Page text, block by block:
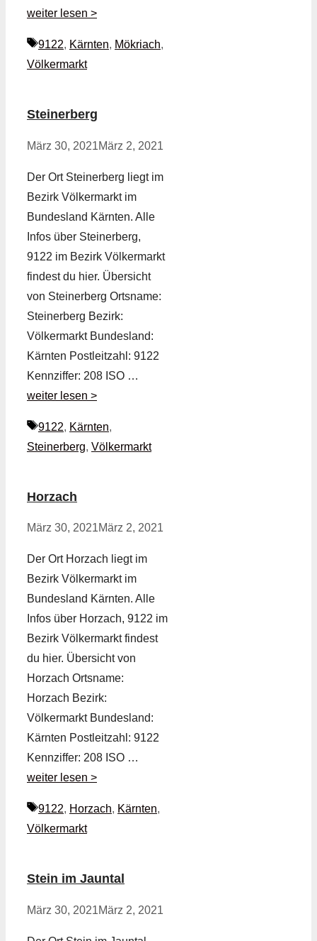
weiter lesen >
Schlagwörter
9122, Kärnten, Mökriach,
Völkermarkt
Steinerberg
März 30, 2021März 2, 2021
Der Ort Steinerberg liegt im
Bezirk Völkermarkt im
Bundesland Kärnten. Alle
Infos über Steinerberg,
9122 im Bezirk Völkermarkt
findest du hier. Übersicht
von Steinerberg Ortsname:
Steinerberg Bezirk:
Völkermarkt Bundesland:
Kärnten Postleitzahl: 9122
Kennziffer: 208 ISO …
weiter lesen >
Schlagwörter
9122, Kärnten,
Steinerberg, Völkermarkt
Horzach
März 30, 2021März 2, 2021
Der Ort Horzach liegt im
Bezirk Völkermarkt im
Bundesland Kärnten. Alle
Infos über Horzach, 9122 im
Bezirk Völkermarkt findest
du hier. Übersicht von
Horzach Ortsname:
Horzach Bezirk:
Völkermarkt Bundesland:
Kärnten Postleitzahl: 9122
Kennziffer: 208 ISO …
weiter lesen >
Schlagwörter
9122, Horzach, Kärnten,
Völkermarkt
Stein im Jauntal
März 30, 2021März 2, 2021